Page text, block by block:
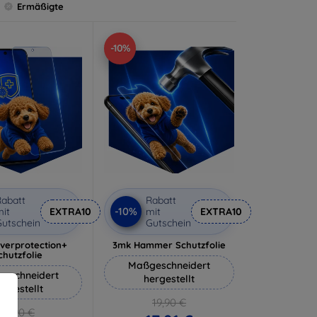
Ermäßigte
EXTRA10
18,90 €
-10%
-10%
Rabatt
mit
Gutschein
EXTRA10
3mk Hammer Schutzfolie
Maßgeschneidert
hergestellt
19,90 €